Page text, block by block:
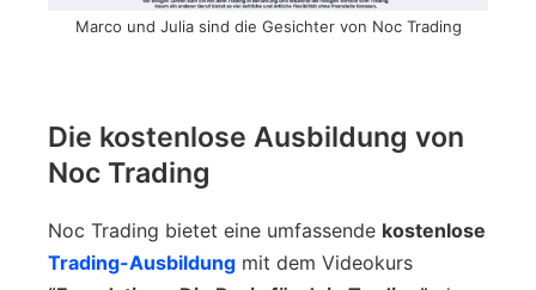
Marco und Julia sind die Gesichter von Noc Trading
Die kostenlose Ausbildung von
Noc Trading
Noc Trading bietet eine umfassende kostenlose
Trading-Ausbildung mit dem Videokurs